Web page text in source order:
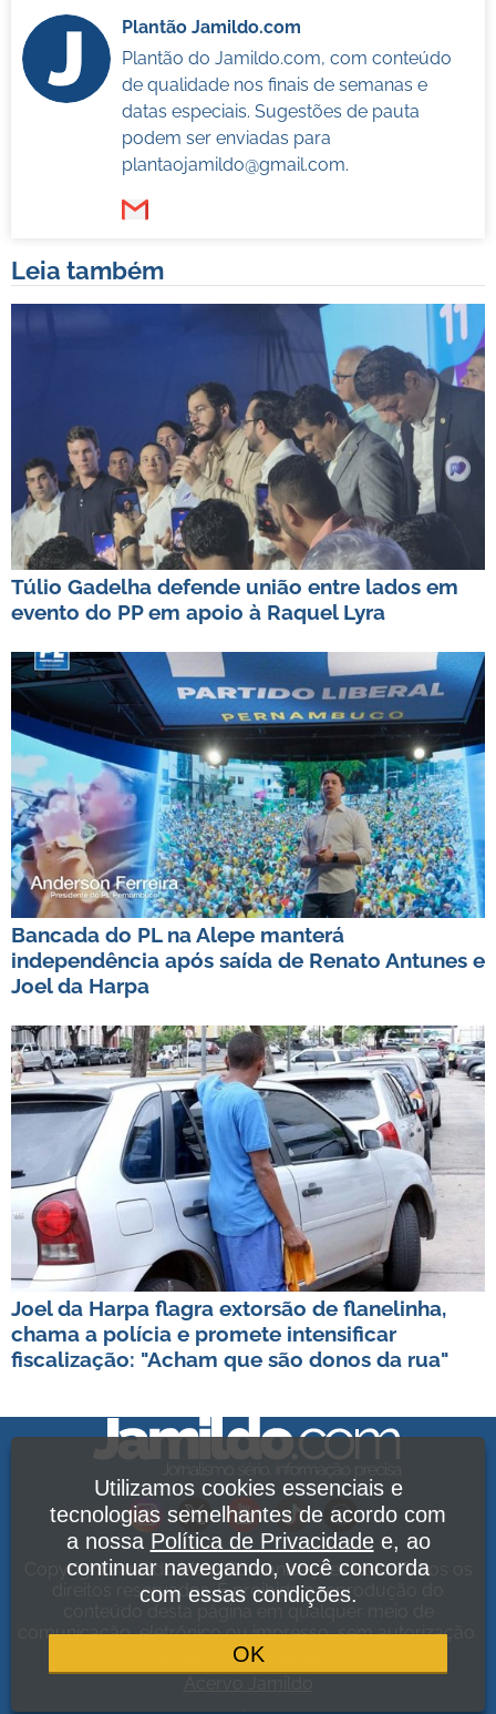
Plantão Jamildo.com
Plantão do Jamildo.com, com conteúdo
de qualidade nos finais de semanas e
datas especiais. Sugestões de pauta
podem ser enviadas para
plantaojamildo@gmail.com.
Leia também
Túlio Gadelha defende união entre lados em
evento do PP em apoio à Raquel Lyra
Bancada do PL na Alepe manterá
independência após saída de Renato Antunes e
Joel da Harpa
Joel da Harpa flagra extorsão de flanelinha,
chama a polícia e promete intensificar
fiscalização: "Acham que são donos da rua"
Copyright Jamildo Melo Comunicações Ltda. Todos os
direitos reservados. É proibida a reprodução do
conteúdo desta página em qualquer meio de
comunicação, eletrônico ou impresso, sem autorização.
Política de Privacidade
Utilizamos cookies essenciais e
tecnologias semelhantes de acordo com
a nossa Política de Privacidadee, ao
continuar navegando, você concorda
com essas condições.
OK